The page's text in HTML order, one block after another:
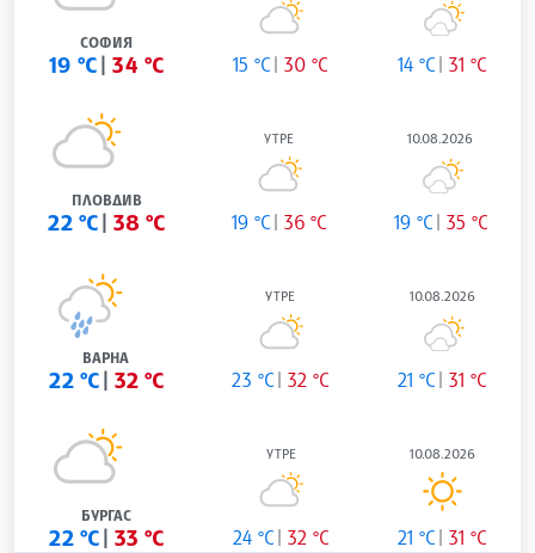
СОФИЯ
19 °C 34 °C 15 °C 30 °C 14 °C 31 °C
ПЛОВДИВ
22 °C 38 °C
УТРЕ
19 °C 36 °C
10.08.2026
19 °C 35 °C
ВАРНА
22 °C 32 °C
УТРЕ
23 °C 32 °C
10.08.2026
21 °C 31 °C
БУРГАС
22 °C 33 °C
УТРЕ
24 °C 32 °C
10.08.2026
21 °C 31 °C